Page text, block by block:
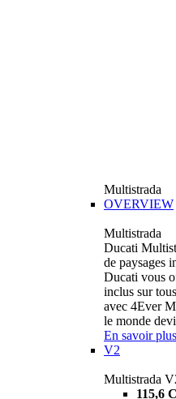
Multistrada
OVERVIEW
Multistrada
Ducati
de paysages
Ducati vous
inclus sur
avec 4Ever
le monde
En savoir plus
V2
Multistrada
115,6